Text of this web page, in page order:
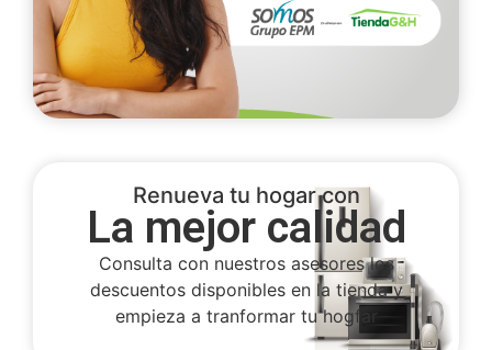
Renueva tu hogar con
La mejor calidad
Consulta con nuestros asesores los
descuentos disponibles en la tienda y
empieza a tranformar tu hogfar